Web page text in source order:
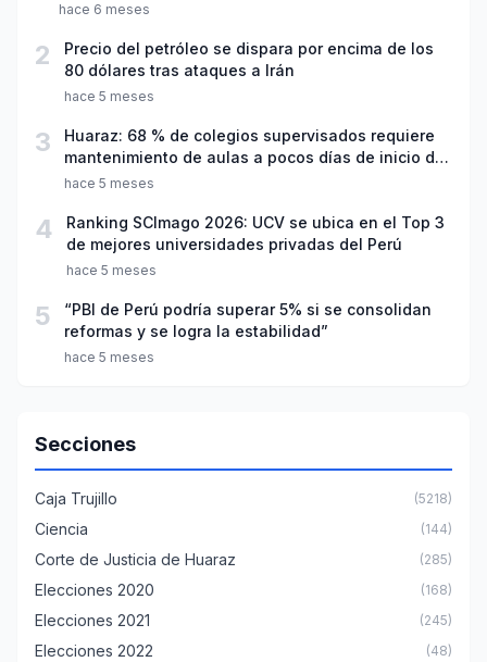
hace 6 meses
2
Precio del petróleo se dispara por encima de los
80 dólares tras ataques a Irán
hace 5 meses
3
Huaraz: 68 % de colegios supervisados requiere
mantenimiento de aulas a pocos días de inicio del
año escolar 2026
hace 5 meses
4
Ranking SCImago 2026: UCV se ubica en el Top 3
de mejores universidades privadas del Perú
hace 5 meses
5
“PBI de Perú podría superar 5% si se consolidan
reformas y se logra la estabilidad”
hace 5 meses
Secciones
Caja Trujillo (5218)
Ciencia (144)
Corte de Justicia de Huaraz (285)
Elecciones 2020 (168)
Elecciones 2021 (245)
Elecciones 2022 (48)